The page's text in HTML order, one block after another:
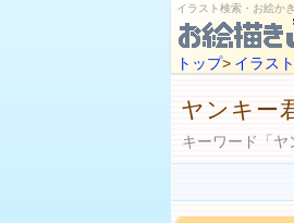
イラスト検索・お絵か
トップ> イラス
ヤンキー
キーワード「